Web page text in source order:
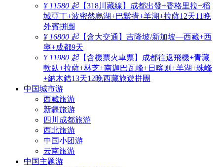
¥ 11580 起【318川藏線】成都出發+香格里拉+稻
城亞丁+波密然烏湖+巴鬆措+羊湖+拉薩12天11晚
外賓拼團
¥ 16800 起【含大交通】吉隆坡/新加坡—西藏+西
寧+成都9天
¥ 11980 起【含機票火車票】成都往返飛機+青藏
軟臥+拉薩+林芝+南迦巴瓦峰+日喀则+羊湖+珠峰
+納木錯13天12晚西藏旅遊拼團
中国城市游
西藏旅游
新疆旅游
四川成都旅游
西北旅游
中国小团游
云南旅游
中国主题游